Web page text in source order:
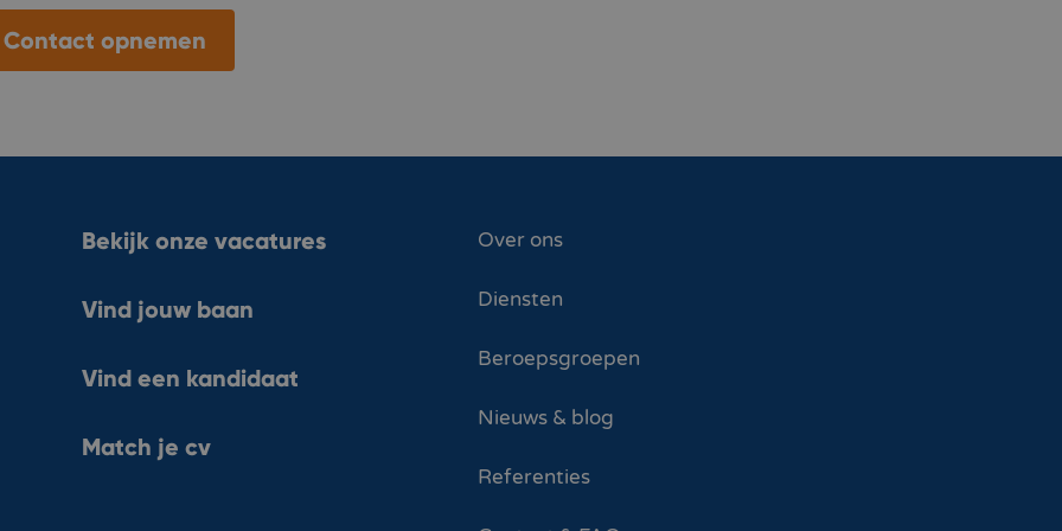
Contact opnemen
Bekijk onze vacatures
Vind jouw baan
Vind een kandidaat
Match je cv
Over ons
Diensten
Beroepsgroepen
Nieuws & blog
Referenties